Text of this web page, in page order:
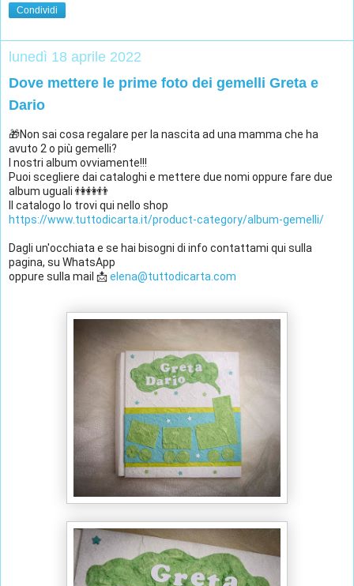
Condividi
lunedì 18 aprile 2022
Dove mettere le prime foto dei gemelli Greta e
Dario
🎁Non sai cosa regalare per la nascita ad una mamma che ha
avuto 2 o più gemelli?
I nostri album ovviamente!!!
Puoi scegliere dai cataloghi e mettere due nomi oppure fare due
album uguali 👫👭👬
Il catalogo lo trovi qui nello shop
https://www.tuttodicarta.it/product-category/album-gemelli/
Dagli un'occhiata e se hai bisogni di info contattami qui sulla
pagina, su WhatsApp
oppure sulla mail 📩 elena@tuttodicarta.com